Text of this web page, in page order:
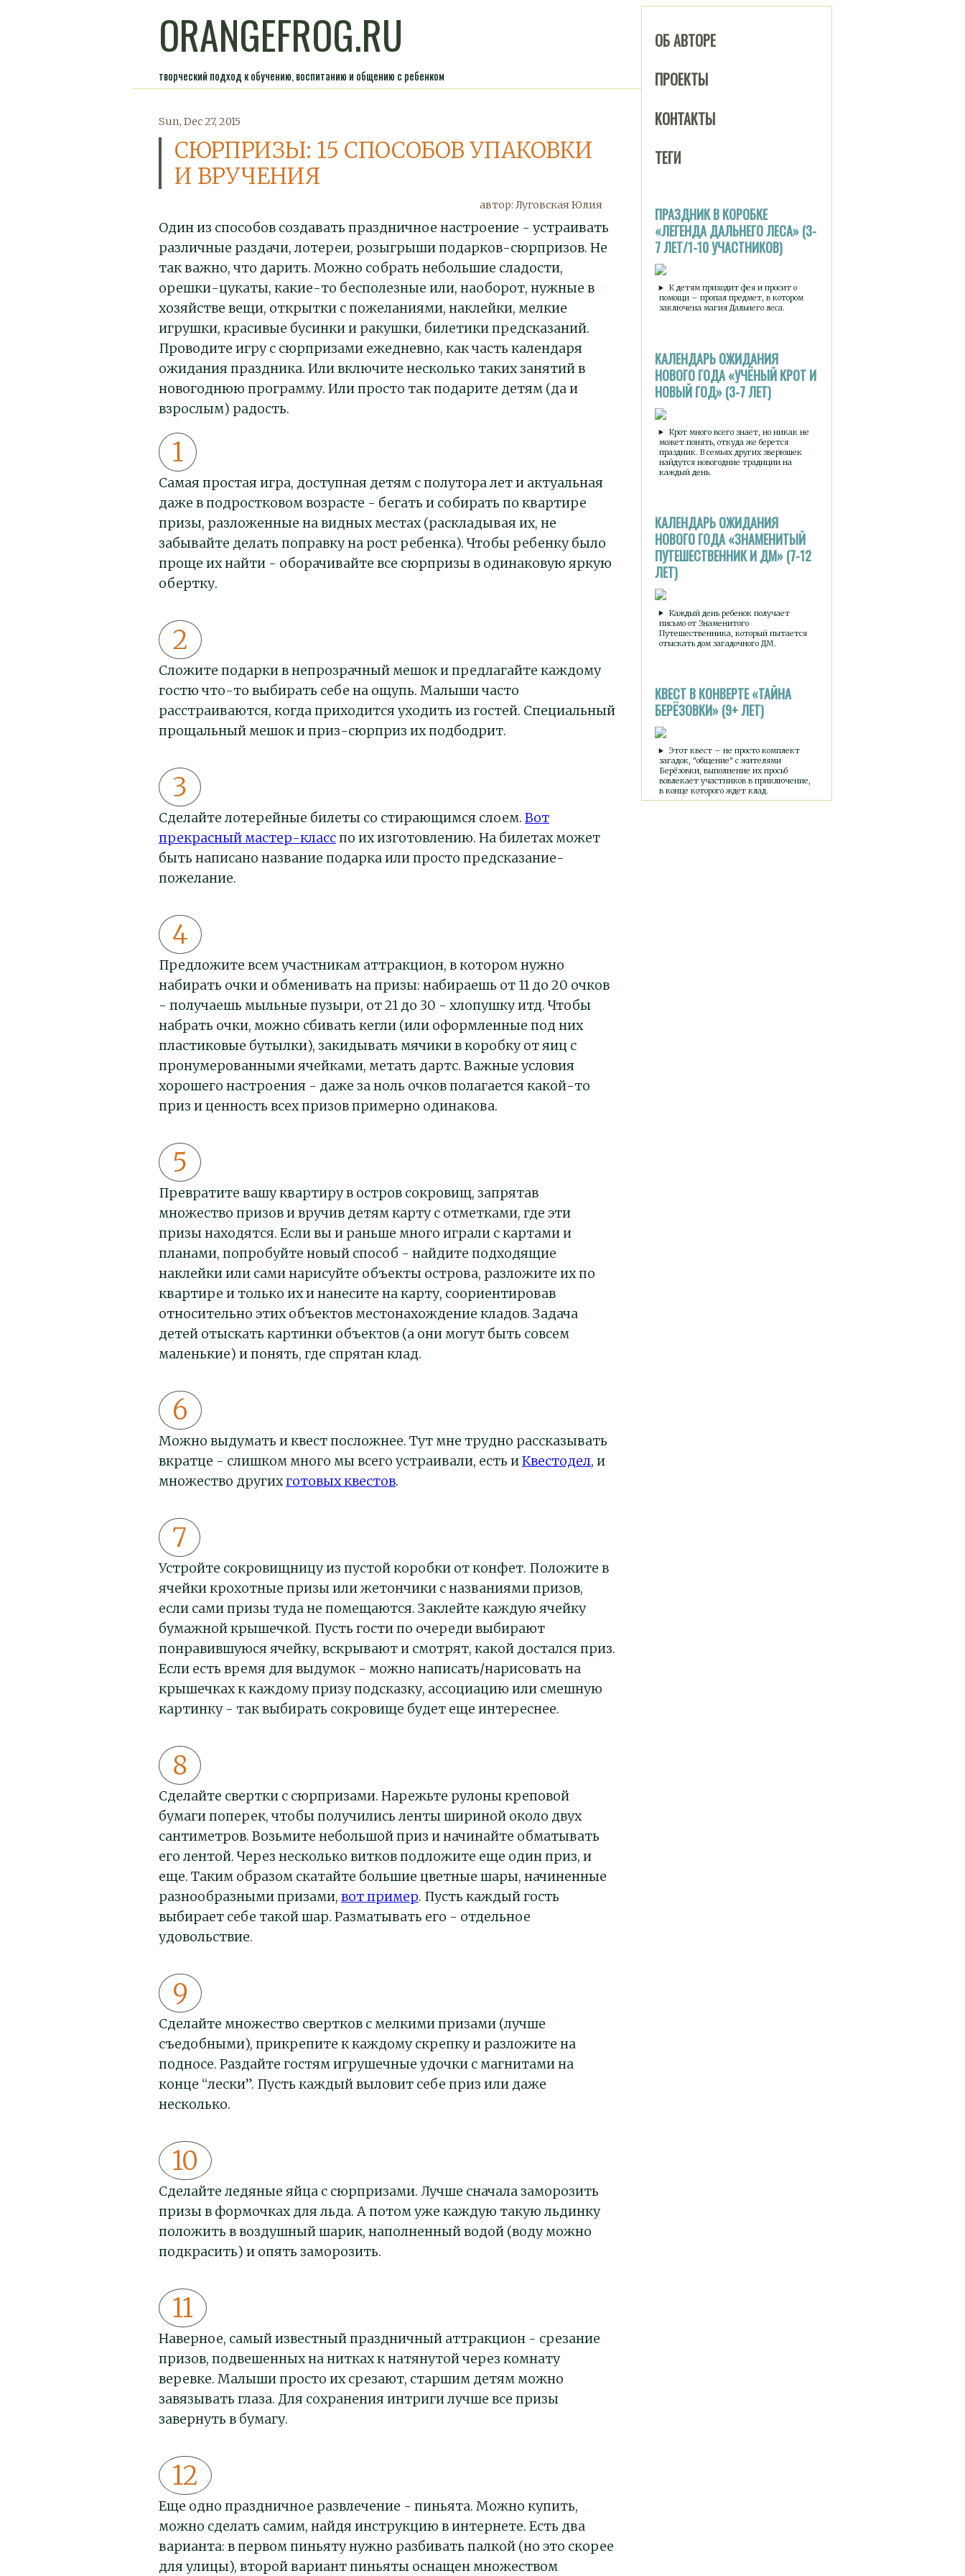
ORANGEFROG.RU
творческий подход к обучению, воспитанию и общению с ребенком
ОБ АВТОРЕ
ПРОЕКТЫ
КОНТАКТЫ
ТЕГИ
ПРАЗДНИК В КОРОБКЕ
«ЛЕГЕНДА ДАЛЬНЕГО ЛЕСА» (3-
7 ЛЕТ/1-10 УЧАСТНИКОВ)
К детям приходит фея и просит о
помощи – пропал предмет, в котором
заключена магия Дальнего леса.
КАЛЕНДАРЬ ОЖИДАНИЯ
НОВОГО ГОДА «УЧЁНЫЙ КРОТ И
НОВЫЙ ГОД» (3-7 ЛЕТ)
Крот много всего знает, но никак не
может понять, откуда же берется
праздник. В семьях других зверюшек
найдутся новогодние традиции на
каждый день.
КАЛЕНДАРЬ ОЖИДАНИЯ
НОВОГО ГОДА «ЗНАМЕНИТЫЙ
ПУТЕШЕСТВЕННИК И ДМ» (7-12
ЛЕТ)
Каждый день ребенок получает
письмо от Знаменитого
Путешественника, который пытается
отыскать дом загадочного ДМ.
КВЕСТ В КОНВЕРТЕ «ТАЙНА
БЕРЁЗОВКИ» (9+ ЛЕТ)
Этот квест – не просто комплект
загадок, "общение" с жителями
Берёзовки, выполнение их просьб
вовлекает участников в приключение,
в конце которого ждет клад.
Sun, Dec 27, 2015
СЮРПРИЗЫ: 15 СПОСОБОВ УПАКОВКИ
И ВРУЧЕНИЯ
автор: Луговская Юлия
Один из способов создавать праздничное настроение - устраивать
различные раздачи, лотереи, розыгрыши подарков-сюрпризов. Не
так важно, что дарить. Можно собрать небольшие сладости,
орешки-цукаты, какие-то бесполезные или, наоборот, нужные в
хозяйстве вещи, открытки с пожеланиями, наклейки, мелкие
игрушки, красивые бусинки и ракушки, билетики предсказаний.
Проводите игру с сюрпризами ежедневно, как часть календаря
ожидания праздника. Или включите несколько таких занятий в
новогоднюю программу. Или просто так подарите детям (да и
взрослым) радость.
Самая простая игра, доступная детям с полутора лет и актуальная
даже в подростковом возрасте - бегать и собирать по квартире
призы, разложенные на видных местах (раскладывая их, не
забывайте делать поправку на рост ребенка). Чтобы ребенку было
проще их найти - оборачивайте все сюрпризы в одинаковую яркую
обертку.
Сложите подарки в непрозрачный мешок и предлагайте каждому
гостю что-то выбирать себе на ощупь. Малыши часто
расстраиваются, когда приходится уходить из гостей. Специальный
прощальный мешок и приз-сюрприз их подбодрит.
Сделайте лотерейные билеты со стирающимся слоем.Вот
прекрасный мастер-класспо их изготовлению. На билетах может
быть написано название подарка или просто предсказание-
пожелание.
Предложите всем участникам аттракцион, в котором нужно
набирать очки и обменивать на призы: набираешь от 11 до 20 очков
- получаешь мыльные пузыри, от 21 до 30 - хлопушку итд. Чтобы
набрать очки, можно сбивать кегли (или оформленные под них
пластиковые бутылки), закидывать мячики в коробку от яиц с
пронумерованными ячейками, метать дартс. Важные условия
хорошего настроения - даже за ноль очков полагается какой-то
приз и ценность всех призов примерно одинакова.
Превратите вашу квартиру в остров сокровищ, запрятав
множество призов и вручив детям карту с отметками, где эти
призы находятся. Если вы и раньше много играли с картами и
планами, попробуйте новый способ - найдите подходящие
наклейки или сами нарисуйте объекты острова, разложите их по
квартире и только их и нанесите на карту, соориентировав
относительно этих объектов местонахождение кладов. Задача
детей отыскать картинки объектов (а они могут быть совсем
маленькие) и понять, где спрятан клад.
Можно выдумать и квест посложнее. Тут мне трудно рассказывать
вкратце - слишком много мы всего устраивали, есть иКвестодел, и
множество другихготовых квестов.
Устройте сокровищницу из пустой коробки от конфет. Положите в
ячейки крохотные призы или жетончики с названиями призов,
если сами призы туда не помещаются. Заклейте каждую ячейку
бумажной крышечкой. Пусть гости по очереди выбирают
понравившуюся ячейку, вскрывают и смотрят, какой достался приз.
Если есть время для выдумок - можно написать/нарисовать на
крышечках к каждому призу подсказку, ассоциацию или смешную
картинку - так выбирать сокровище будет еще интереснее.
Сделайте свертки с сюрпризами. Нарежьте рулоны креповой
бумаги поперек, чтобы получились ленты шириной около двух
сантиметров. Возьмите небольшой приз и начинайте обматывать
его лентой. Через несколько витков подложите еще один приз, и
еще. Таким образом скатайте большие цветные шары, начиненные
разнообразными призами,вот пример. Пусть каждый гость
выбирает себе такой шар. Разматывать его - отдельное
удовольствие.
Сделайте множество свертков с мелкими призами (лучше
съедобными), прикрепите к каждому скрепку и разложите на
подносе. Раздайте гостям игрушечные удочки с магнитами на
конце “лески”. Пусть каждый выловит себе приз или даже
несколько.
Сделайте ледяные яйца с сюрпризами. Лучше сначала заморозить
призы в формочках для льда. А потом уже каждую такую льдинку
положить в воздушный шарик, наполненный водой (воду можно
подкрасить) и опять заморозить.
Наверное, самый известный праздничный аттракцион - срезание
призов, подвешенных на нитках к натянутой через комнату
веревке. Малыши просто их срезают, старшим детям можно
завязывать глаза. Для сохранения интриги лучше все призы
завернуть в бумагу.
Еще одно праздничное развлечение - пиньята. Можно купить,
можно сделать самим, найдя инструкцию в интернете. Есть два
варианта: в первом пиньяту нужно разбивать палкой (но это скорее
для улицы), второй вариант пиньяты оснащен множеством